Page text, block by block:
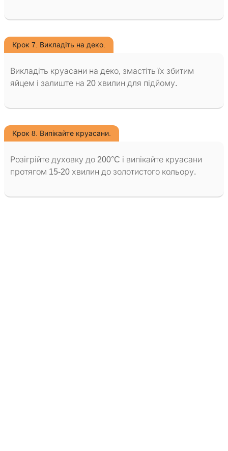
Крок 7. Викладіть на деко.
Викладіть круасани на деко, змастіть їх збитим
яйцем і залиште на 20 хвилин для підйому.
Крок 8. Випікайте круасани.
Розігрійте духовку до 200°C і випікайте круасани
протягом 15-20 хвилин до золотистого кольору.